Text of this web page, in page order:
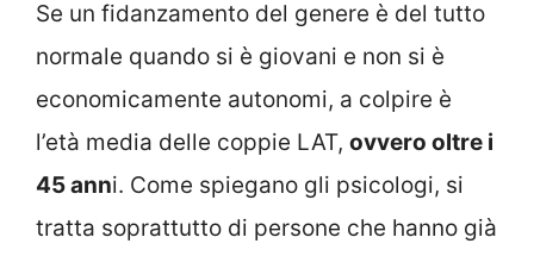
Se un fidanzamento del genere è del tutto
normale quando si è giovani e non si è
economicamente autonomi, a colpire è
l’età media delle coppie LAT, ovvero oltre i
45 anni. Come spiegano gli psicologi, si
tratta soprattutto di persone che hanno già